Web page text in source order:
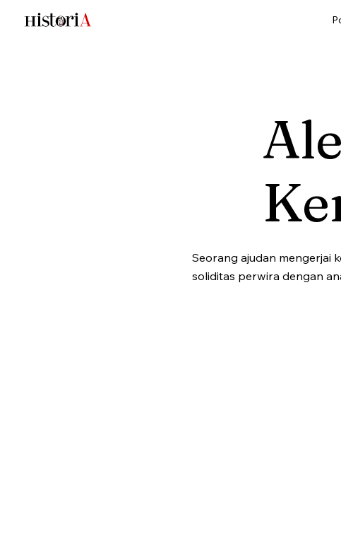
Seorang ajudan mengerjai
soliditas perwira dengan